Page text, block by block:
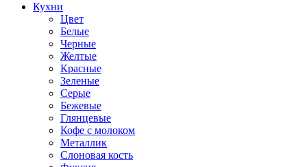
Кухни
Цвет
Белые
Черные
Желтые
Красные
Зеленые
Серые
Бежевые
Глянцевые
Кофе с молоком
Металлик
Слоновая кость